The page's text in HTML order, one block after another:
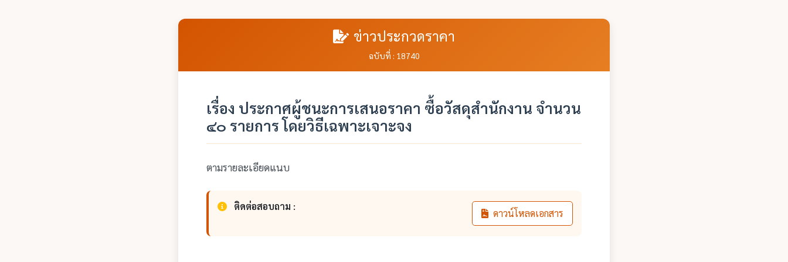
ข่าวประกวดราคา
ฉบับที่ : 18740
เรื่อง ประกาศผู้ชนะการเสนอราคา ซื้อวัสดุสำนักงาน จำนวน
๔๐ รายการ โดยวิธีเฉพาะเจาะจง
ตามรายละเอียดแนบ
ติดต่อสอบถาม :
ดาวน์โหลดเอกสาร